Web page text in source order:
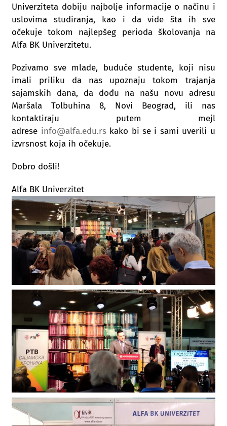
Univerziteta dobiju najbolje informacije o načinu i
uslovima studiranja, kao i da vide šta ih sve
očekuje tokom najlepšeg perioda školovanja na
Alfa BK Univerzitetu.
Pozivamo sve mlade, buduće studente, koji nisu
imali priliku da nas upoznaju tokom trajanja
sajamskih dana, da dođu na našu novu adresu
Maršala Tolbuhina 8, Novi Beograd, ili nas
kontaktiraju putem mejl
adrese info@alfa.edu.rskako bi se i sami uverili u
izvrsnost koja ih očekuje.
Dobro došli!
Alfa BK Univerzitet